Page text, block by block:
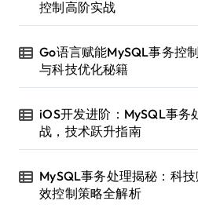
控制高阶实战
Go语言赋能MySQL事务控
与科技优化秘籍
iOS开发进阶：MySQL事务
战，技术跃升指南
MySQL事务处理揭秘：科
效控制策略全解析